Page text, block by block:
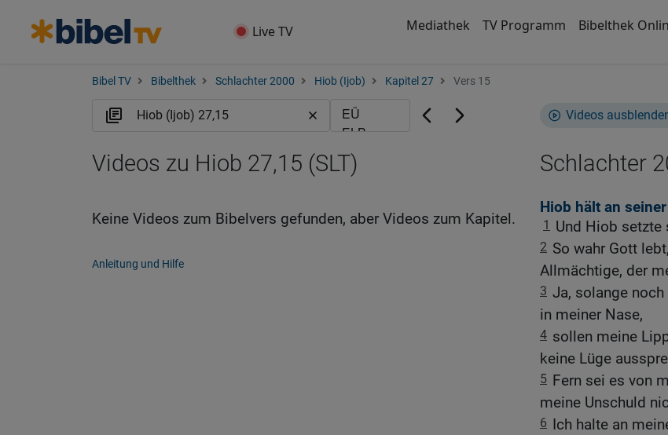
Live TV Mediathek TV Programm Bibelthek
Bibel TV Bibelthek Schlachter 2000 Hiob (Ijob) Kapitel 27 Vers 15
Videos
Schlachter
Hiob hält an
1 Und Hiob setzte
2 So wahr Gott
Allmächtige, der
3 Ja, solange
in meiner Nase,
4 sollen meine
keine Lüge
5 Fern sei es von
meine Unschuld
6 Ich halte an
Videos zu Hiob 27,15 (SLT)
Keine Videos zum Bibelvers gefunden, aber Videos zum Kapitel.
Anleitung und Hilfe